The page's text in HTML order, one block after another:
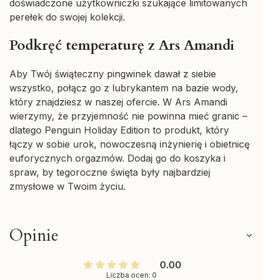
doświadczone użytkowniczki szukające limitowanych
perełek do swojej kolekcji.
Podkręć temperaturę z Ars Amandi
Aby Twój świąteczny pingwinek dawał z siebie
wszystko, połącz go z lubrykantem na bazie wody,
który znajdziesz w naszej ofercie. W Ars Amandi
wierzymy, że przyjemność nie powinna mieć granic –
dlatego Penguin Holiday Edition to produkt, który
łączy w sobie urok, nowoczesną inżynierię i obietnicę
euforycznych orgazmów. Dodaj go do koszyka i
spraw, by tegoroczne święta były najbardziej
zmysłowe w Twoim życiu.
Opinie
0.00
Liczba ocen: 0